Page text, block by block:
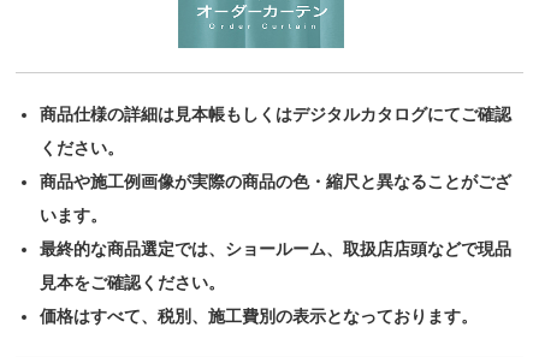
商品仕様の詳細は見本帳もしくはデジタルカタログにてご確認
ください。
商品や施工例画像が実際の商品の色・縮尺と異なることがござ
います。
最終的な商品選定では、ショールーム、取扱店店頭などで現品
見本をご確認ください。
価格はすべて、税別、施工費別の表示となっております。